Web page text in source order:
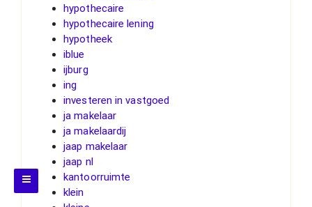
hypothecaire
hypothecaire lening
hypotheek
iblue
ijburg
ing
investeren in vastgoed
ja makelaar
ja makelaardij
jaap makelaar
jaap nl
kantoorruimte
klein